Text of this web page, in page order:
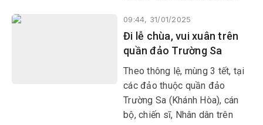
bảo vệ tại quần đảo Trường
Sa luôn được thực hiện một
cách nghiêm túc, đảm bảo
quân số trực 24/24 giờ nhằm
kịp thời phát hiện những mục
tiêu có dấu hiệu xâm phạm
vùng biển, vùng trời của Việt
09:44, 31/01/2025
Đi lễ chùa, vui xuân trên
quần đảo Trường Sa
Theo thông lệ, mùng 3 tết, tại
các đảo thuộc quần đảo
Trường Sa (Khánh Hòa), cán
bộ, chiến sĩ, Nhân dân trên